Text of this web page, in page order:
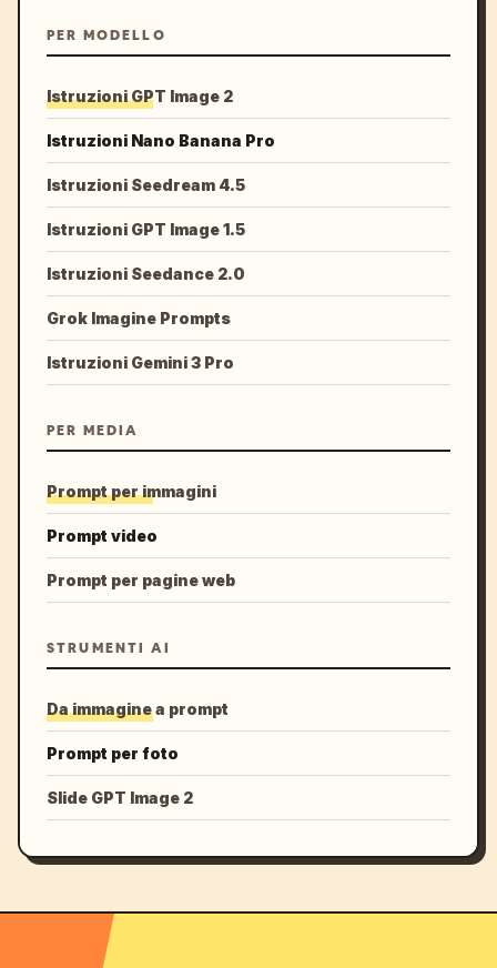
PER MODELLO
Istruzioni GPT Image 2
Istruzioni Nano Banana Pro
Istruzioni Seedream 4.5
Istruzioni GPT Image 1.5
Istruzioni Seedance 2.0
Grok Imagine Prompts
Istruzioni Gemini 3 Pro
PER MEDIA
Prompt per immagini
Prompt video
Prompt per pagine web
STRUMENTI AI
Da immagine a prompt
Prompt per foto
Slide GPT Image 2